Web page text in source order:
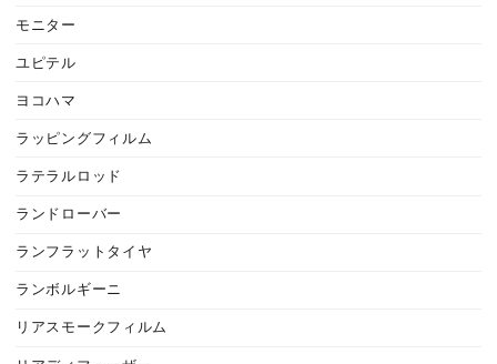
モニター
ユピテル
ヨコハマ
ラッピングフィルム
ラテラルロッド
ランドローバー
ランフラットタイヤ
ランボルギーニ
リアスモークフィルム